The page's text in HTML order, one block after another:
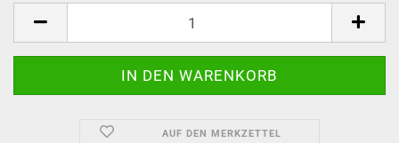
AUF DEN MERKZETTEL